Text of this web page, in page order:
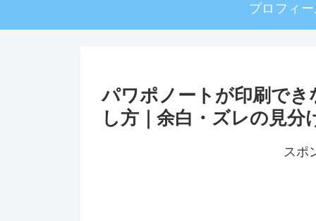
プロフィ
パワポノートが印刷で
し方｜余白・ズレの見分
スポ